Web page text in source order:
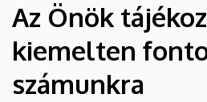
Az Önök
kiemelten
számunkra